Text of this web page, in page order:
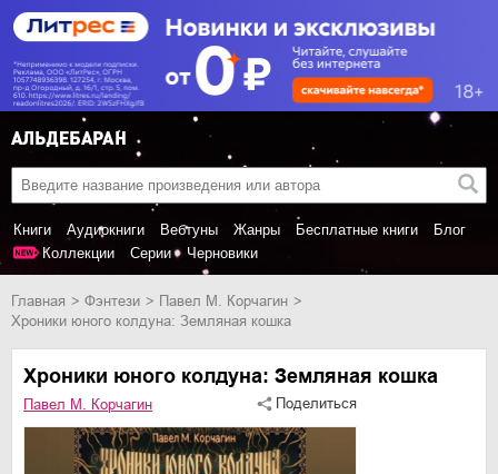
Книги Аудиокниги Вебтуны Жанры Бесплатные книги
Блог
Коллекции
Серии Черновики
Главная фэнтези
Павел М. Корчагин
Хроники юного колдуна: Земляная кошка
Хроники юного колдуна: Земляная кошка
Павел М. Корчагин Поделиться